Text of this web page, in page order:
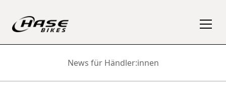
News für Händler:innen